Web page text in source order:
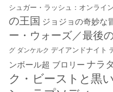
シュガー・ラッシュ：オ​ンライン
の王国 ジョジョの奇妙な
ー・ウォーズ／最後
グ ダンケルク デイアンドナイト
ンボール超 ブロリー ナラ
ク・ビーストと黒